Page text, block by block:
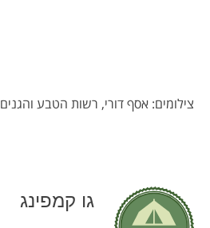
צילומים: אסף דורי, רשות הטבע והגנים
גו קמפינג